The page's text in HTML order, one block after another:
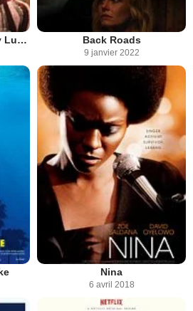
An Evening With Beverly Luff Linn Back Roads
9 janvier 2022
Nina
6 avril 2018